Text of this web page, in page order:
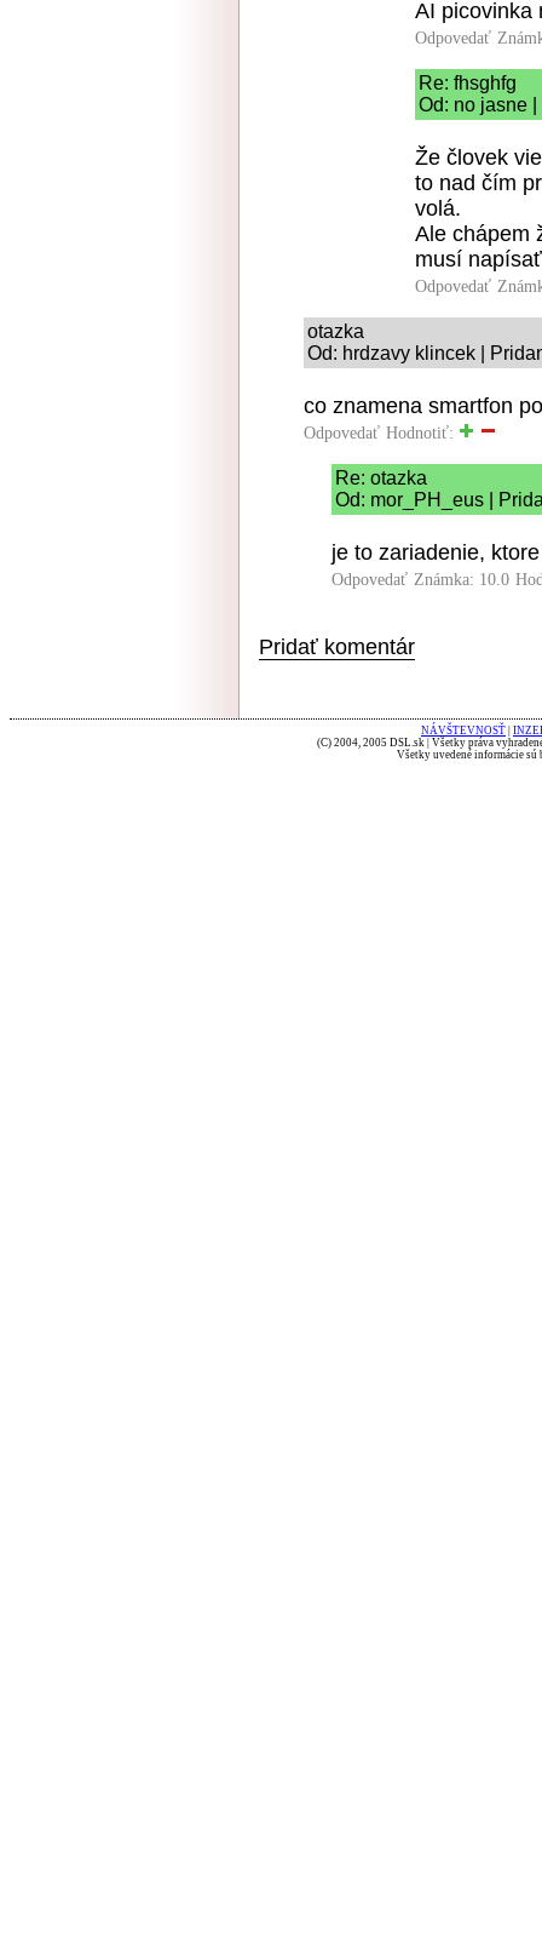
AI picovinka
Odpovedať
Re: fhsghfg
Od: no jasne
Že človek
to nad čím
volá.
Ale chápem
musí
Odpovedať
otazka
Od: hrdzavy klincek |
co znamena smartfon
Odpovedať Hodnotiť:
Re: otazka
Od: mor_PH_eus |
je to zariadenie,
Odpovedať Známka: 10.0
Pridať komentár
NÁVŠTEVNOSŤ
(C) 2004, 2005 DSL.sk | Všetky práva
Všetky uvedené informácie sú